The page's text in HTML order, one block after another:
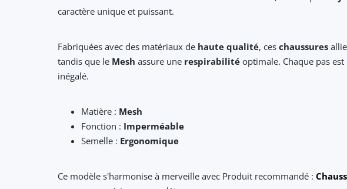
caractère unique et puissant.
Fabriquées avec des matériaux de haute qualité, ces chaussures
tandis que le Mesh assure une respirabilité optimale. Chaque pas
inégalé.
Matière : Mesh
Fonction : Imperméable
Semelle : Ergonomique
Ce modèle s'harmonise à merveille avec Produit recommandé :